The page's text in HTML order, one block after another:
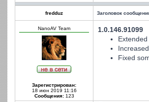
fredduz Заголовок
NanoAV Team
Зарегистрирован:
18 июн 2019 11:16
Сообщения:123
1.0.146.91099
Fixed